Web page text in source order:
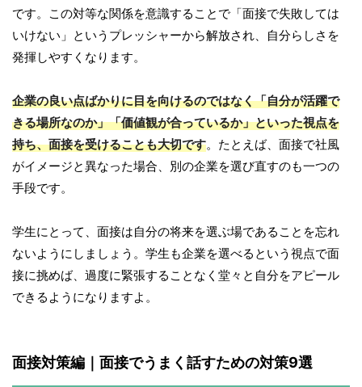
です。この対等な関係を意識することで「面接で失敗しては
いけない」というプレッシャーから解放され、自分らしさを
発揮しやすくなります。
企業の良い点ばかりに目を向けるのではなく「自分が活躍で
きる場所なのか」「価値観が合っているか」といった視点を
持ち、面接を受けることも大切です。たとえば、面接で社風
がイメージと異なった場合、別の企業を選び直すのも一つの
手段です。
学生にとって、面接は自分の将来を選ぶ場であることを忘れ
ないようにしましょう。学生も企業を選べるという視点で面
接に挑めば、過度に緊張することなく堂々と自分をアピール
できるようになりますよ。
面接対策編｜面接でうまく話すための対策9選